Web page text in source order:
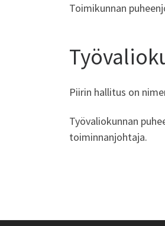
Toimikunnan
Piirin hallitus on
Työvaliokunnan
toiminnanjohtaja.